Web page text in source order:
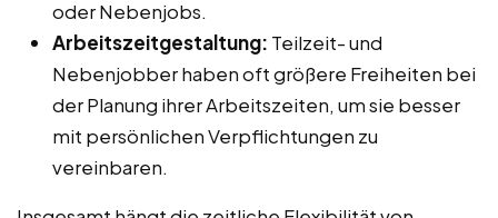
oder Nebenjobs.
Arbeitszeitgestaltung: Teilzeit- und
Nebenjobber haben oft größere Freiheiten bei
der Planung ihrer Arbeitszeiten, um sie besser
mit persönlichen Verpflichtungen zu
vereinbaren.